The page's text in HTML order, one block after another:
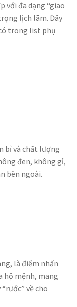
với đa dạng “giao
lịch lãm. Đây
trong list phụ
bỉ và chất lượng
đen, không gỉ,
bên ngoài.
là điểm nhấn
hộ mệnh, mang
về cho